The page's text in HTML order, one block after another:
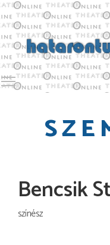
Toggle main menu
Bencsik
színész